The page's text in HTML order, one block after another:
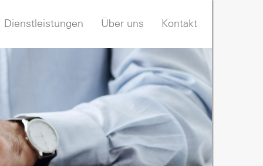
Dienstleistungen Über uns Kontakt